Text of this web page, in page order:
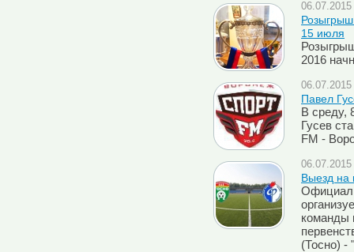
15 июля
2016
Павел
В среду,
Гусев
FM -
Выезд на
команды
(Тосно) -